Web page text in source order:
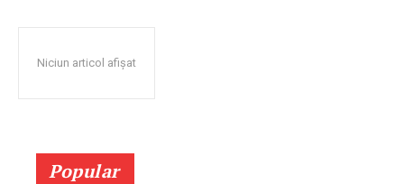
Niciun articol afișat
Popular